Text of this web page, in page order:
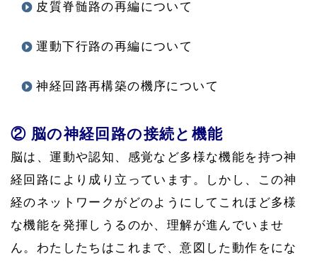
皮質脊髄路の再編について
運動下行路の再編について
神経回路再構築の機序について
② 脳の神経回路の接続と機能
脳は、運動や認知、感覚など多様な機能を持つ神
経回路により成り立っています。しかし、この神
経のネットワークがどのようにしてこれほど多様
な機能を発揮しうるのか、理解が進んでいませ
ん。わたしたちはこれまで、意図した動作をにな